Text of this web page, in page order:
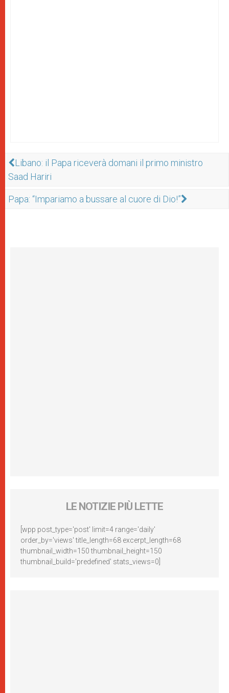
Libano: il Papa riceverà domani il primo ministro
Saad Hariri
Papa: “Impariamo a bussare al cuore di Dio!”
LE NOTIZIE PIÙ LETTE
[wpp post_type='post' limit=4 range='daily'
order_by='views' title_length=68 excerpt_length=68
thumbnail_width=150 thumbnail_height=150
thumbnail_build='predefined' stats_views=0]